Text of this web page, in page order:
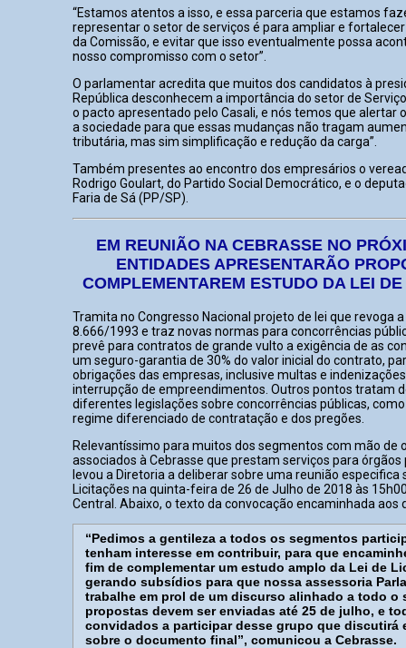
“Estamos atentos a isso, e essa parceria que estamos
representar o setor de serviços é para ampliar e
da Comissão, e evitar que isso eventualmente possa
nosso compromisso com o setor”.
O parlamentar acredita que muitos dos candidatos à
República desconhecem a importância do setor de
o pacto apresentado pelo Casali, e nós temos que alertar
a sociedade para que essas mudanças não tragam
tributária, mas sim simplificação e redução da carga”.
Também presentes ao encontro dos empresários o
Rodrigo Goulart, do Partido Social Democrático, e o
Faria de Sá (PP/SP).
EM REUNIÃO NA CEBRASSE NO
ENTIDADES APRESENTARÃO
COMPLEMENTAREM ESTUDO DA LEI
Tramita no Congresso Nacional projeto de lei que revoga
8.666/1993 e traz novas normas para concorrências
prevê para contratos de grande vulto a exigência de as
um seguro-garantia de 30% do valor inicial do contrato,
obrigações das empresas, inclusive multas e
interrupção de empreendimentos. Outros pontos tratam
diferentes legislações sobre concorrências públicas,
regime diferenciado de contratação e dos pregões.
Relevantíssimo para muitos dos segmentos com mão de
associados à Cebrasse que prestam serviços para órgãos
levou a Diretoria a deliberar sobre uma reunião especifica
Licitações na quinta-feira de 26 de Julho de 2018 às
Central. Abaixo, o texto da convocação encaminhada aos
“Pedimos a gentileza a todos os segmentos
tenham interesse em contribuir, para que
fim de complementar um estudo amplo da Lei de
gerando subsídios para que nossa assessoria
trabalhe em prol de um discurso alinhado a todo o
propostas devem ser enviadas até 25 de julho, e
convidados a participar desse grupo que discutirá
sobre o documento final”, comunicou a Cebrasse.